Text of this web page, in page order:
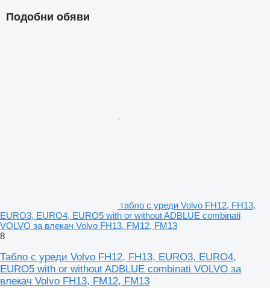
Подобни обяви
табло с уреди Volvo FH12, FH13,
EURO3, EURO4, EURO5 with or without ADBLUE combinati
VOLVO за влекач Volvo FH13, FM12, FM13
8
Табло с уреди Volvo FH12, FH13, EURO3, EURO4,
EURO5 with or without ADBLUE combinati VOLVO за
влекач Volvo FH13, FM12, FM13